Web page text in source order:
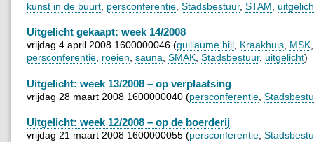
kunst in de buurt persconferentie Stadsbestuur, STAM
Uitgelicht gekaapt: week 14/2008
vrijdag 4 april 2008 1600000046 (guillaume bijl, Kraakhuis, MSK
persconferentie, roeien, sauna, SMAK, Stadsbestuur, uitgelicht)
Uitgelicht: week 13/2008 – op verplaatsing
vrijdag 28 maart 2008 1600000040 (persconferentie
Uitgelicht: week 12/2008 – op de boerderij
vrijdag 21 maart 2008 1600000055 (persconferentie,